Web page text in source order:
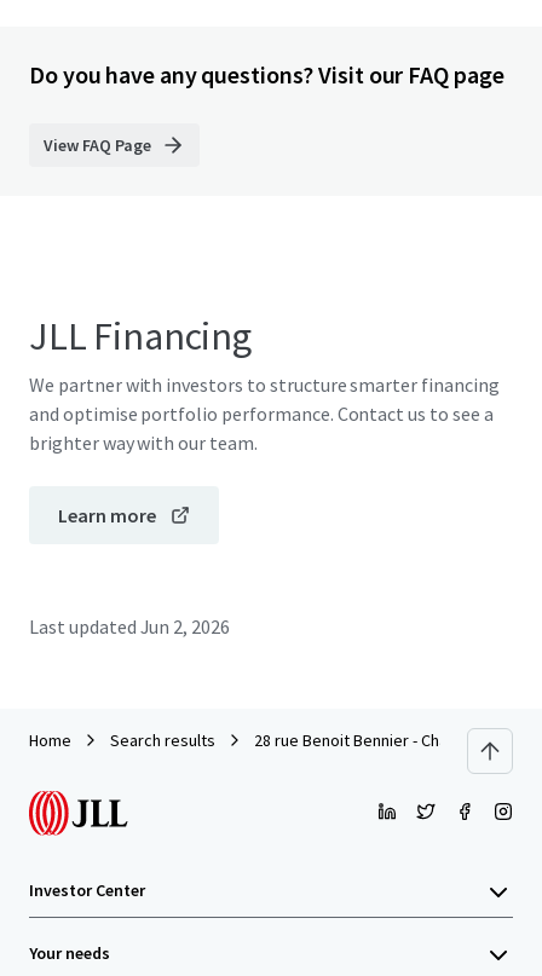
Do you have any questions? Visit our FAQ page
View FAQ Page
JLL Financing
We partner with investors to structure smarter financing
and optimise portfolio performance. Contact us to see a
brighter way with our team.
Learn more
Last updated Jun 2, 2026
Home Search results 28 rue Benoit Bennier - Charbonnière -
Investor Center
Your needs